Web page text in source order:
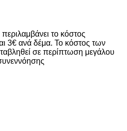
το κόστος
3€ ανά δέμα. Το κόστος των
σε περίπτωση μεγάλου